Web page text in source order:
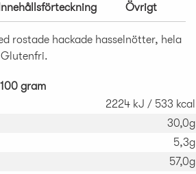
Innehållsförteckning Övrigt
rostade hackade hasselnötter, hela
Glutenfri.
gram
2224 kJ / 533 kcal
30,0g
5,3g
57,0g